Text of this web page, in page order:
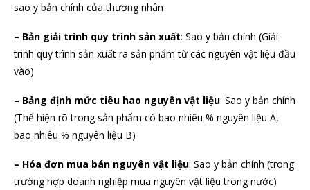
sao y bản chính của thương nhân
– Bản giải trình quy trình sản xuất: Sao y bản chính (Giải
trình quy trình sản xuất ra sản phẩm từ các nguyên vật liệu đầu
vào)
– Bảng định mức tiêu hao nguyên vật liệu: Sao y bản chính
(Thể hiện rõ trong sản phẩm có bao nhiêu % nguyên liệu A,
bao nhiêu % nguyên liệu B)
– Hóa đơn mua bán nguyên vật liệu: Sao y bản chính (trong
trường hợp doanh nghiệp mua nguyên vật liệu trong nước)